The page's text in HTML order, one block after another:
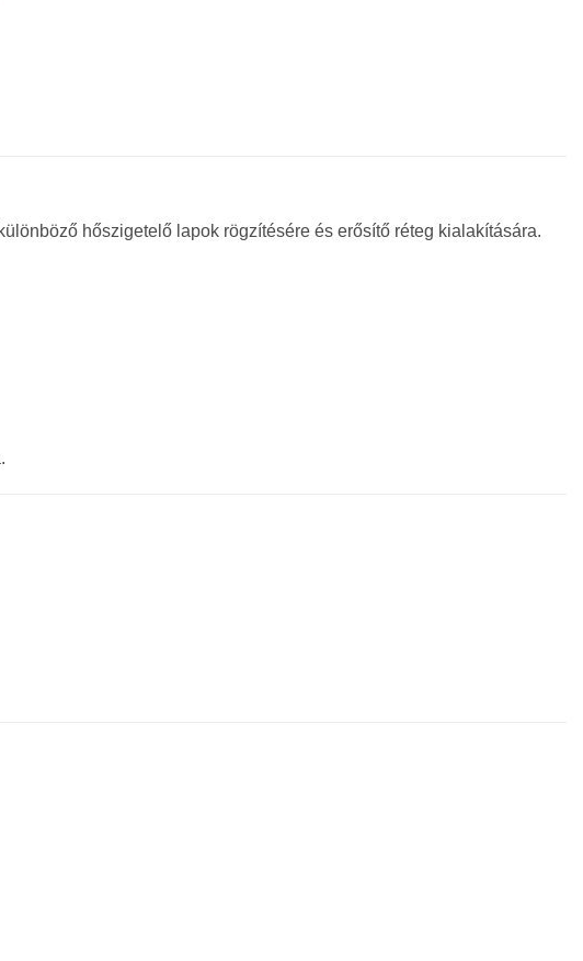
hőszigetelő lapok rögzítésére és erősítő réteg kialakítására.